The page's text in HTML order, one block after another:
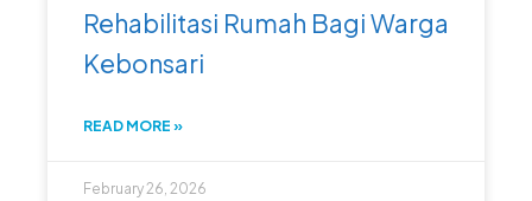
Rehabilitasi Rumah Bagi Warga
Kebonsari
READ MORE »
February 26, 2026